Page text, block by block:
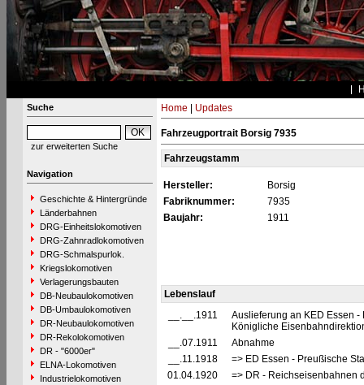
Suche
zur erweiterten Suche
Navigation
Geschichte & Hintergründe
Länderbahnen
DRG-Einheitslokomotiven
DRG-Zahnradlokomotiven
DRG-Schmalspurlok.
Kriegslokomotiven
Verlagerungsbauten
DB-Neubaulokomotiven
DB-Umbaulokomotiven
DR-Neubaulokomotiven
DR-Rekolokomotiven
DR - "6000er"
ELNA-Lokomotiven
Industrielokomotiven
Home Updates
Fahrzeugportrait Borsig 7935
Fahrzeugstamm
Hersteller:
Borsig
Fabriknummer:
7935
Baujahr:
1911
Lebenslauf
__.__.1911
Auslieferung an KED Essen
Königliche
__.07.1911
Abnahme
__.11.1918
=> ED Essen - Preußische
01.04.1920
=> DR - Reichseisenbahnen